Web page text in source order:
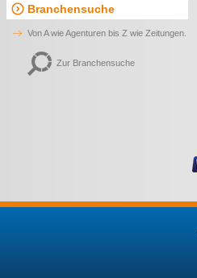
Branchensuche
Von A wie Agenturen bis Z wie Zeitungen.
Zur Branchensuche